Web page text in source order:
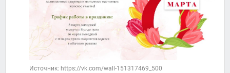
Источник: https://vk.com/wall-151317469_500